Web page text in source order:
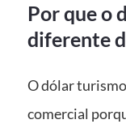
Por que o
diferente
O dólar
comercial